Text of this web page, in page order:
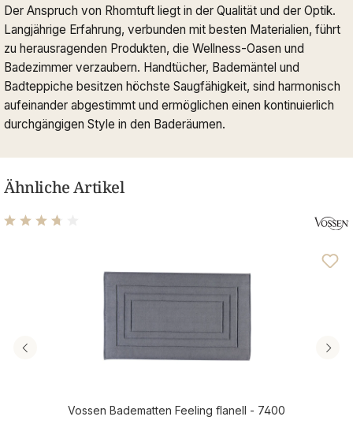
Der Anspruch von Rhomtuft liegt in der Qualität und der Optik.
Langjährige Erfahrung, verbunden mit besten Materialien, führt
zu herausragenden Produkten, die Wellness-Oasen und
Badezimmer verzaubern. Handtücher, Bademäntel und
Badteppiche besitzen höchste Saugfähigkeit, sind harmonisch
aufeinander abgestimmt und ermöglichen einen kontinuierlich
durchgängigen Style in den Baderäumen.
Ähnliche Artikel
Vossen Badematten Feeling flanell - 7400